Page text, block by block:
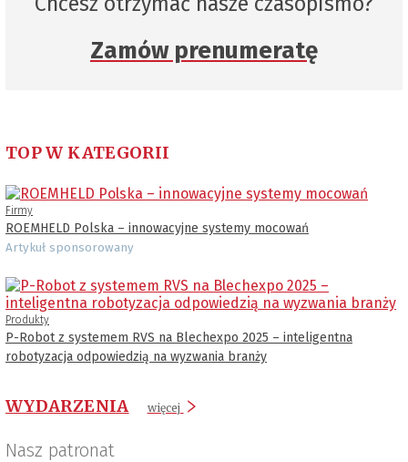
Zamów prenumeratę
TOP W KATEGORII
Firmy
ROEMHELD Polska – innowacyjne systemy mocowań
Artykuł sponsorowany
Produkty
P-Robot z systemem RVS na Blechexpo 2025 – inteligentna
robotyzacja odpowiedzią na wyzwania branży
WYDARZENIA więcej
Nasz patronat